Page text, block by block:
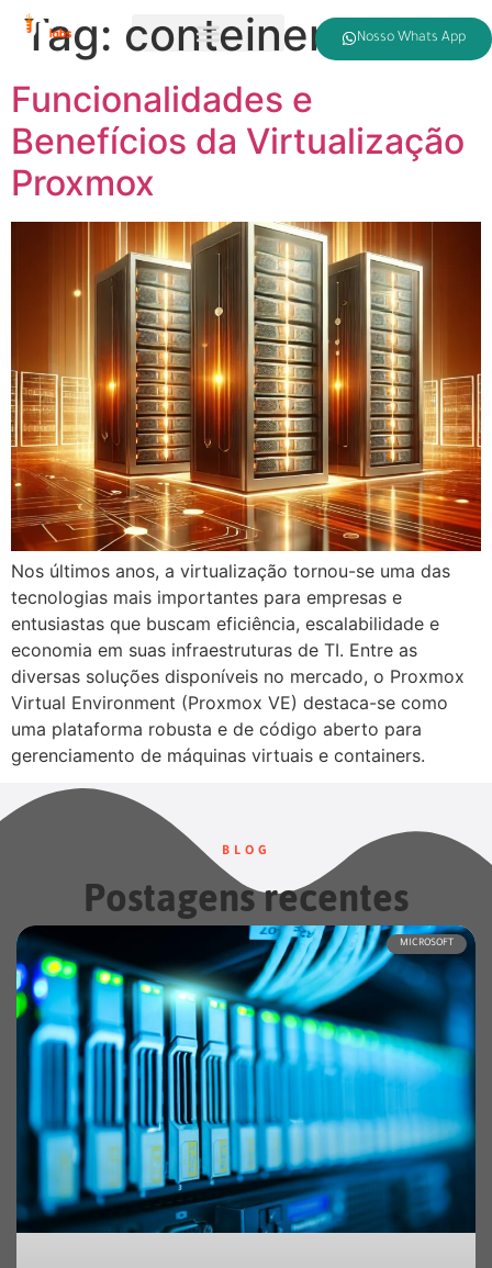
Nosso Whats App
Tag: conteiners
Funcionalidades e
Benefícios da Virtualização
Proxmox
Nos últimos anos, a virtualização tornou-se uma das
tecnologias mais importantes para empresas e
entusiastas que buscam eficiência, escalabilidade e
economia em suas infraestruturas de TI. Entre as
diversas soluções disponíveis no mercado, o Proxmox
Virtual Environment (Proxmox VE) destaca-se como
uma plataforma robusta e de código aberto para
gerenciamento de máquinas virtuais e containers.
BLOG
Postagens recentes
MICROSOFT